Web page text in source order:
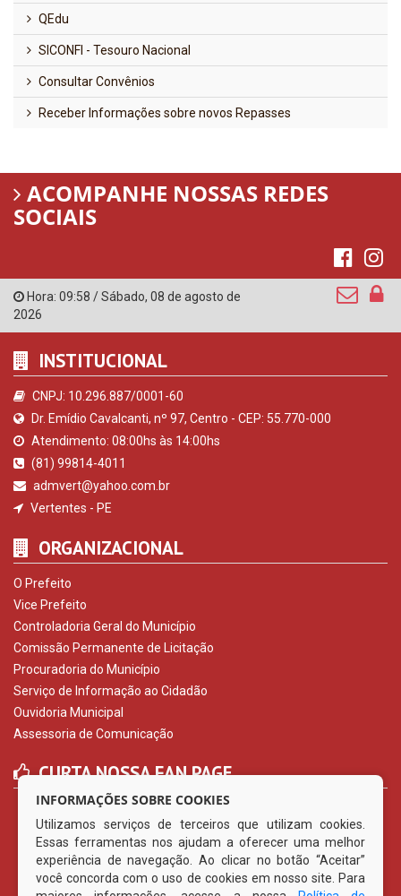
ACOMPANHE NOSSAS REDES
SOCIAIS
INSTITUCIONAL
(81) 99814-4011
admvert@yahoo.com.br
Vertentes - PE
ORGANIZACIONAL
O Prefeito
Vice Prefeito
Controladoria Geral do Município
Comissão Permanente de Licitação
Procuradoria do Município
Serviço de Informação ao Cidadão
Ouvidoria Municipal
Assessoria de Comunicação
CURTA NOSSA FAN PAGE
© Copyright 2026 Prefeitura Municipal de Vertentes | Todos
os direitos reservados
INFORMAÇÕES SOBRE COOKIES
Utilizamos serviços de terceiros que utilizam cookies.
Essas ferramentas nos ajudam a oferecer uma melhor
experiência de navegação. Ao clicar no botão “Aceitar”
você concorda com o uso de cookies em nosso site. Para